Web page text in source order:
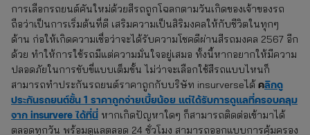
การเลือกรถยนต์คันใหม่ด้วยสีรถถูกโฉลกตามวันเกิดของเจ้าของรถ
ถือว่าเป็นการเริ่มต้นที่ดี เสริมความเป็นสิริมงคลให้กับชีวิตในทุกๆ
ด้าน ก่อให้เกิดความเชื่อว่าจะได้รับความโชคดีผ่านสีรถมงคล 2567 อีก
ด้วย ทำให้การใช้รถมีแต่ความมั่นใจอยู่เสมอ ทั้งนี้หากอยากให้มีความ
ปลอดภัยในการขับขี่แบบเต็มขั้น ไม่ว่าจะเลือกใช้สีรถแบบไหนก็
สามารถทำประกันรถยนต์ราคาถูกกับบริษัท insurverseได้ คลิกดู
ประกันรถยนต์ชั้น 1 ราคาถูกจ่ายเบี้ยน้อย แต่ได้รับการดูแลที่ครอบคลุม
จาก insurvere ได้ที่นี่ หากเกิดปัญหาใดๆ ก็สามารถติดต่อเข้ามาได้
ตลอดทุกวัน พร้อมดูแลตลอด 24 ชั่วโมง สามารถออกแบบการคุ้มครอง